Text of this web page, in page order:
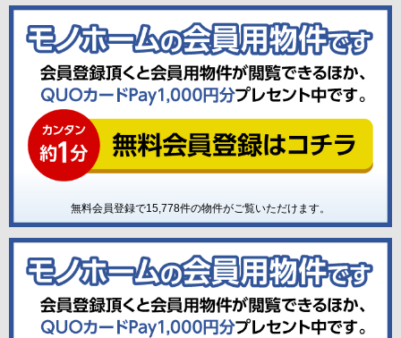
無料会員登録で15,778件の物件がご覧いただけます。